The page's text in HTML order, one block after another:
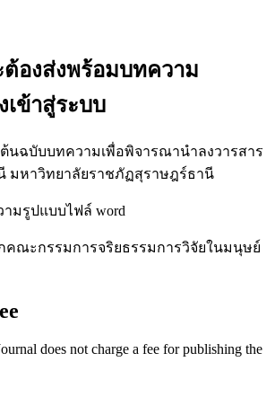
ต้องส่งพร้อมบทความ
ข้าสู่ระบบ
นฉบับบทความเพื่อพิจารณานำลงวารสาร
มหาวิทยาลัยราชภัฏสุราษฎร์ธานี
มรูปแบบไฟล์ word
คณะกรรมการจริยธรรมการวิจัยในมนุษย์
does not charge a fee for publishing the